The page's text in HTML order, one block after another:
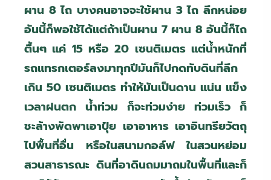
ผาน 8 ไถ บางคนอาจจะใช้ผาน 3 ไถ ลึกหน่อย
อันนี้ก็พอใช้ได้แต่ถ้าเป็นผาน 7 ผาน 8 อันนี้ก็ไถ
ตื้นๆ แค่ 15 หรือ 20 เซนติเมตร แต่น้ำหนักที่
รถแทรกเตอร์ลงมาทุกปีมันก็ไปกดทับดินที่ลึก
เกิน 50 เซนติเมตร ทำให้มันเป็นดาน แน่น แข็ง
เวลาฝนตก น้ำท่วม ก็จะท่วมง่าย ท่วมเร็ว ก็
ชะล้างพัดพาเอาปุ๋ย เอาอาหาร เอาอินทรียวัตถุ
ไปพื้นที่อื่น หรือในสนามกอล์ฟ ในสวนหย่อม
สวนสาธารณะ ดินที่อาดินถมมาถมในพื้นที่และก็